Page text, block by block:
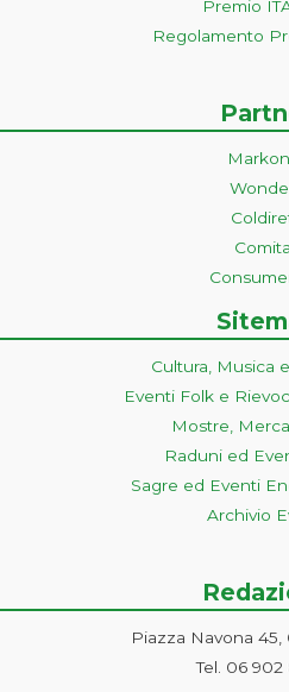
Premio
Regolamento
Cultura, Musica
Eventi Folk e
Mostre,
Raduni ed
Sagre ed Eventi
Archivio
Piazza Navona 45,
Tel. 06 902